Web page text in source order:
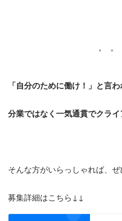
「自分のために働け！」と言
分業ではなく一気通貫でクラ
そんな方がいらっしゃれば、ぜ
募集詳細はこちら↓↓